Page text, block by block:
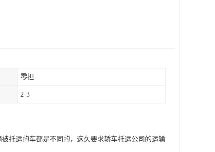
零担
2-3
托运的车都是不同的，这久要求轿车托运公司的运输